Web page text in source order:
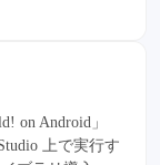
on Android」
上で実行す